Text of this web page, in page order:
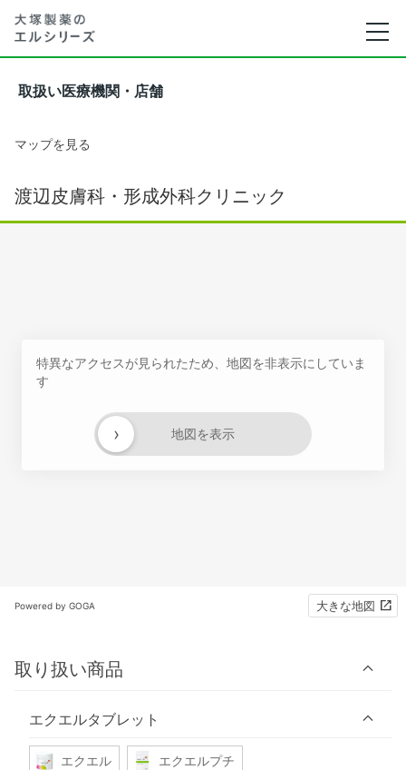
取扱い医療機関・店舗
マップを見る
渡辺皮膚科・形成外科クリニック
特異なアクセスが見られたため、地図を非表示にしていま
す
地図を表示
›
Powered by GOGA 大きな地図
取り扱い商品
エクエルタブレット
エクエル エクエルプチ